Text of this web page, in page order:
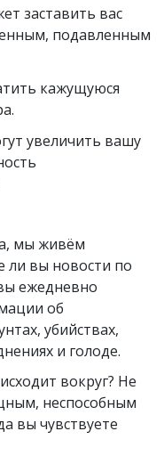
заставить вас
подавленным
кажущуюся
увеличить вашу
мы живём
ли вы новости по
ежедневно
об
убийствах,
и голоде.
вокруг? Не
неспособным
вы чувствуете